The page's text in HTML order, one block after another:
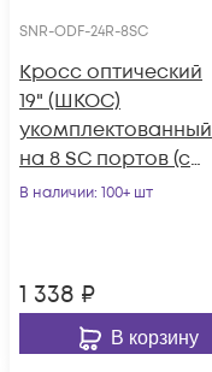
SNR-ODF-24R-8SC
Кросс оптический
19" (ШКОС)
укомплектованный
на 8 SC портов (с
розетками)
В наличии: 100+ шт
1 338 ₽
В корзину